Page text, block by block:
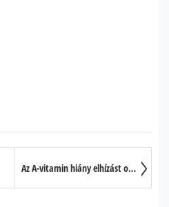
Az A-vitamin hiány elhízást okoz?